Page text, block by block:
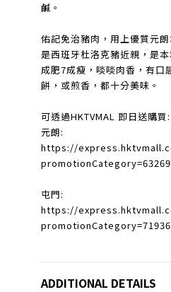
鹹。
佑記免治豬肉，用上優質元
是西班牙杜洛克豬近親，是
成肥7成瘦，啖啖肉香，有口
餅，或煎香，都十分美味。
可透過HKTVMAL 即日送購買:
元朗:
https://
屯門:
https://
ADDITIONAL DETAILS